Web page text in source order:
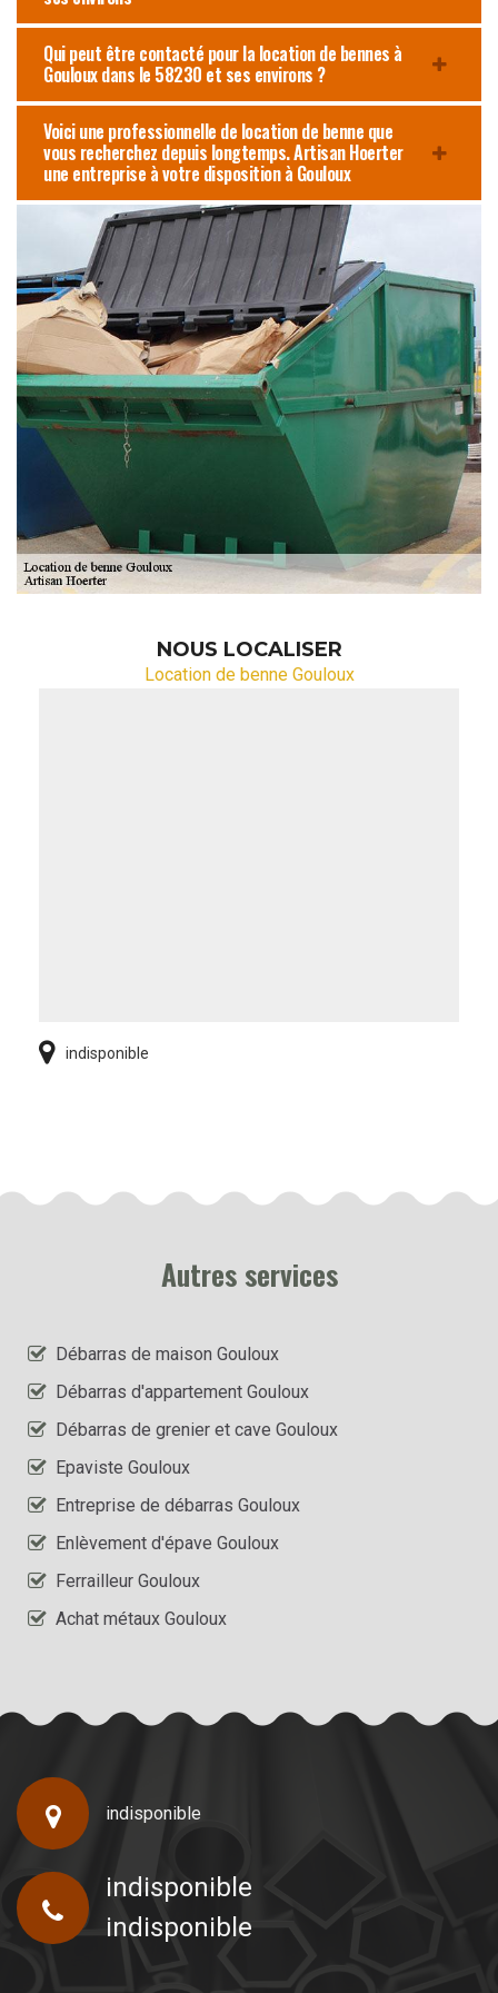
Qui peut être contacté pour la location de bennes à
Gouloux dans le 58230 et ses environs ?
Voici une professionnelle de location de benne que
vous recherchez depuis longtemps. Artisan Hoerter
une entreprise à votre disposition à Gouloux
NOUS LOCALISER
Location de benne Gouloux
indisponible
Autres services
Débarras de maison Gouloux
Débarras d'appartement Gouloux
Débarras de grenier et cave Gouloux
Epaviste Gouloux
Entreprise de débarras Gouloux
Enlèvement d'épave Gouloux
Ferrailleur Gouloux
Achat métaux Gouloux
indisponible
indisponible
indisponible